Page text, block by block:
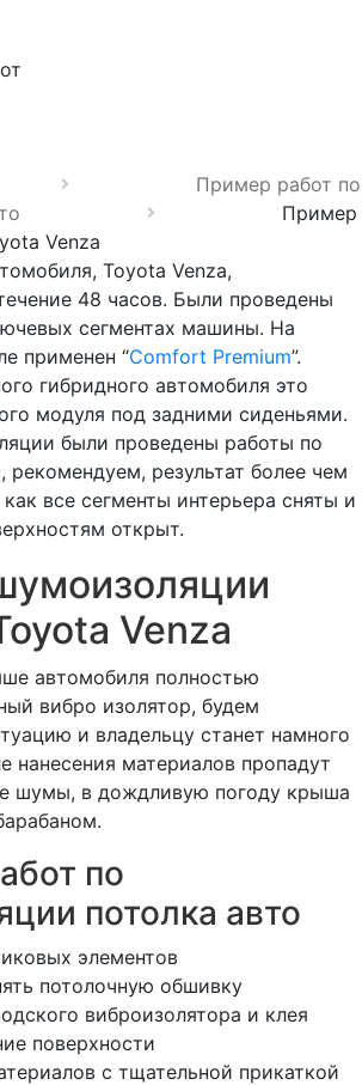
Пример работ по
Пример
Venza
Toyota Venza,
48 часов. Были проведены
сегментах машины. На
применен “Comfort Premium”.
гибридного автомобиля это
модуля под задними сиденьями.
были проведены работы по
рекомендуем, результат более чем
все сегменты интерьера сняты и
открыт.
Venza
автомобиля полностью
вибро изолятор, будем
и владельцу станет намного
нанесения материалов пропадут
шумы, в дождливую погоду крыша
по
потолка авто
элементов
потолочную обшивку
виброизолятора и клея
поверхности
с тщательной прикаткой